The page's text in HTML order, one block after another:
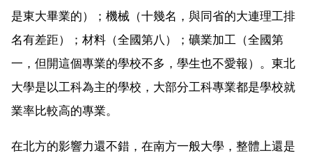
是東大畢業的）；機械（十幾名，與同省的大連理工排
名有差距）；材料（全國第八）；礦業加工（全國第
一，但開這個專業的學校不多，學生也不愛報）。東北
大學是以工科為主的學校，大部分工科專業都是學校就
業率比較高的專業。
在北方的影響力還不錯，在南方一般大學，整體上還是